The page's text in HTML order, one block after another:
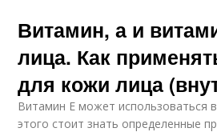
Витамин, а и
лица. Как
для кожи лица
Витамин Е может использоваться
этого стоит знать определенные